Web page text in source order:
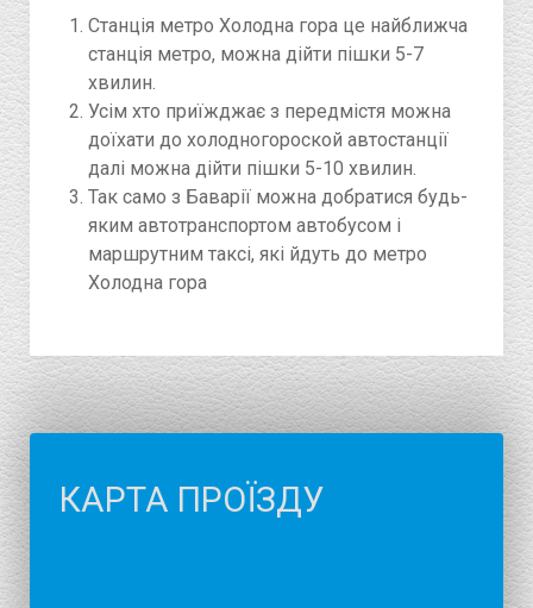
Станція метро Холодна гора це найближча
станція метро, можна дійти пішки 5-7
хвилин.
Усім хто приїжджає з передмістя можна
доїхати до холодногороской автостанції
далі можна дійти пішки 5-10 хвилин.
Так само з Баварії можна добратися будь-
яким автотранспортом автобусом і
маршрутним таксі, які йдуть до метро
Холодна гора
КАРТА ПРОЇЗДУ